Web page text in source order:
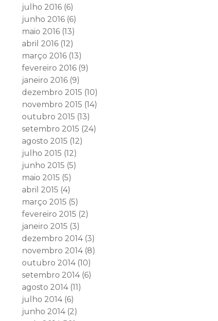
julho 2016(6)
junho 2016(6)
maio 2016(13)
abril 2016(12)
março 2016(13)
fevereiro 2016(9)
janeiro 2016(9)
dezembro 2015 (10)
novembro 2015 (14)
outubro 2015 (13)
setembro 2015 (24)
agosto 2015 (12)
julho 2015 (12)
junho 2015 (5)
maio 2015 (5)
abril 2015 (4)
março 2015 (5)
fevereiro 2015 (2)
janeiro 2015 (3)
dezembro 2014(3)
novembro 2014(8)
outubro 2014(10)
setembro 2014(6)
agosto 2014(11)
julho 2014(6)
junho 2014(2)